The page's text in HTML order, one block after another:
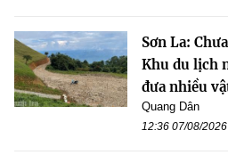
Sơn La:
Khu du lịch
đưa nhiều
Quang Dân
12:36 07/08/2026